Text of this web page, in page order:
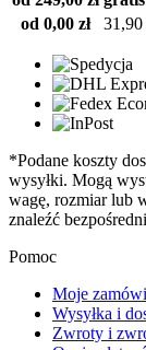
od 0,00 zł
31,90
*Podane koszty
wysyłki. Mogą
wagę, rozmiar lub
znaleźć
Pomoc
Moje
Wysyłka i
Zwroty i